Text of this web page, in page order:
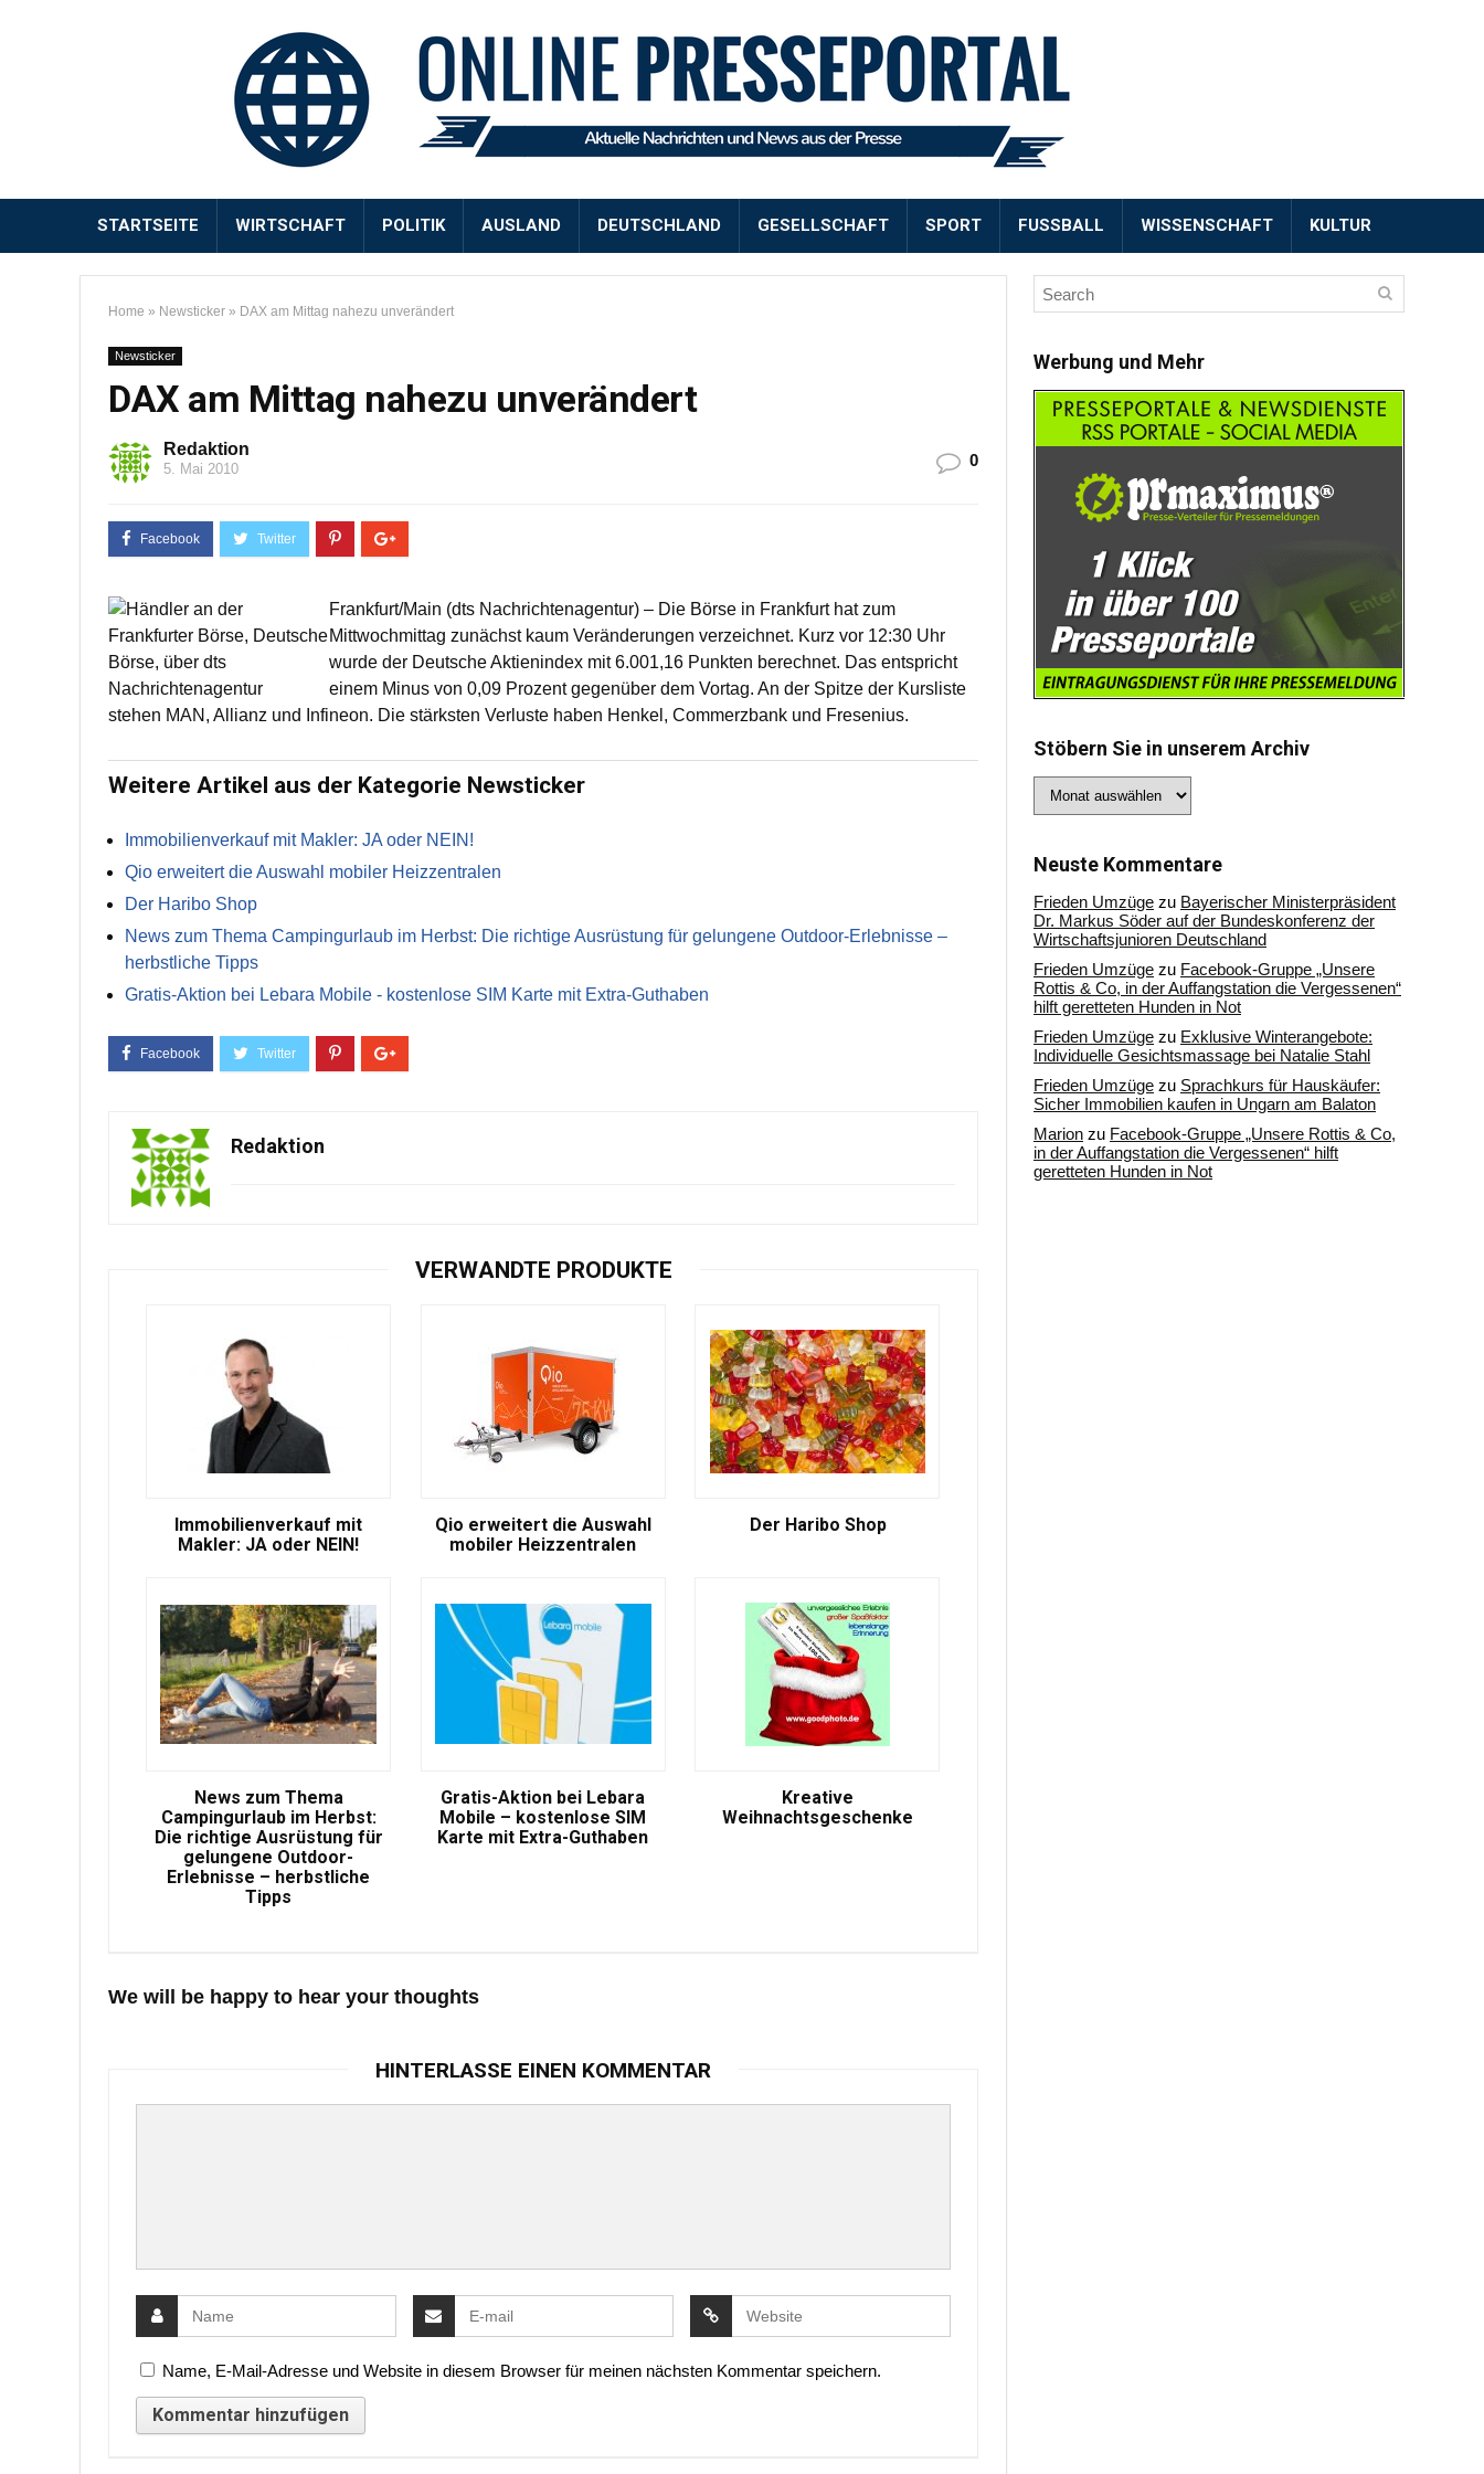
STARTSEITE WIRTSCHAFT POLITIK AUSLAND DEUTSCHLAND GESELLSCHAFT SPORT FUSSBALL WISSENSCHAFT KULTUR
Home » Newsticker » DAX am Mittag nahezu unverändert
Newsticker
DAX am Mittag nahezu unverändert
Redaktion
5. Mai 2010 0
Frankfurt/Main (dts Nachrichtenagentur) – Die Börse in Frankfurt hat zum
Mittwochmittag zunächst kaum Veränderungen verzeichnet. Kurz vor 12:30 Uhr
wurde der Deutsche Aktienindex mit 6.001,16 Punkten berechnet. Das entspricht
einem Minus von 0,09 Prozent gegenüber dem Vortag. An der Spitze der Kursliste
stehen MAN, Allianz und Infineon. Die stärksten Verluste haben Henkel, Commerzbank und Fresenius.
Weitere Artikel aus der Kategorie Newsticker
Immobilienverkauf mit Makler: JA oder NEIN!
Qio erweitert die Auswahl mobiler Heizzentralen
Der Haribo Shop
News zum Thema Campingurlaub im Herbst: Die richtige Ausrüstung für gelungene Outdoor-Erlebnisse –
herbstliche Tipps
Gratis-Aktion bei Lebara Mobile - kostenlose SIM Karte mit Extra-Guthaben
Redaktion
VERWANDTE PRODUKTE
Immobilienverkauf mit
Makler: JA oder NEIN!
Qio erweitert die Auswahl
mobiler Heizzentralen
Der Haribo Shop
News zum Thema
Campingurlaub im Herbst:
Die richtige Ausrüstung für
gelungene Outdoor-
Erlebnisse – herbstliche
Tipps
Gratis-Aktion bei Lebara
Mobile – kostenlose SIM
Karte mit Extra-Guthaben
Kreative
Weihnachtsgeschenke
We will be happy to hear your thoughts
HINTERLASSE EINEN KOMMENTAR
Name, E-Mail-Adresse und Website in diesem Browser für meinen nächsten Kommentar speichern.
Werbung und Mehr
Stöbern Sie in unserem Archiv
Sie
Archiv
Neuste Kommentare
Frieden Umzüge zu Bayerischer Ministerpräsident
Dr. Markus Söder auf der Bundeskonferenz der
Wirtschaftsjunioren Deutschland
Frieden Umzüge zu Facebook-Gruppe „Unsere
Rottis & Co, in der Auffangstation die Vergessenen“
hilft geretteten Hunden in Not
Frieden Umzüge zu Exklusive Winterangebote:
Individuelle Gesichtsmassage bei Natalie Stahl
Frieden Umzüge zu Sprachkurs für Hauskäufer:
Sicher Immobilien kaufen in Ungarn am Balaton
Marion zu Facebook-Gruppe „Unsere Rottis & Co,
in der Auffangstation die Vergessenen“ hilft
geretteten Hunden in Not